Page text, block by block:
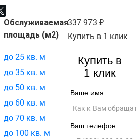
337 973
Купить в 1 клик
Купить в
1 клик
Ваше имя
Ваш телефон
Обслуживаемая
площадь (м2)
до 25 кв. м
до 35 кв. м
до 50 кв. м
до 60 кв. м
до 70 кв. м
до 100 кв. м